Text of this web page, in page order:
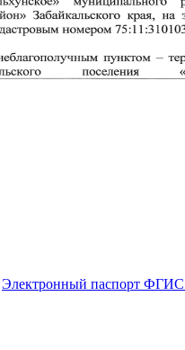
Электронный паспорт